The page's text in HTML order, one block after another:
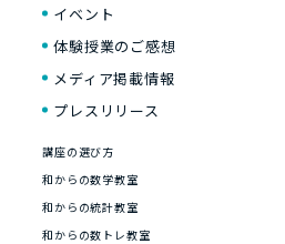
イベント
体験授業のご感想
メディア掲載情報
プレスリリース
講座の選び方
和からの数学教室
和からの統計教室
和からの数トレ教室